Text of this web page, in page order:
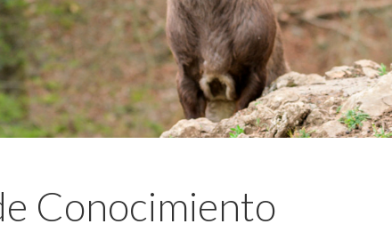
Conocimiento